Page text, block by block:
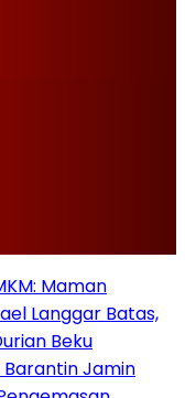
Maman
Langgar Batas,
Beku
Barantin Jamin